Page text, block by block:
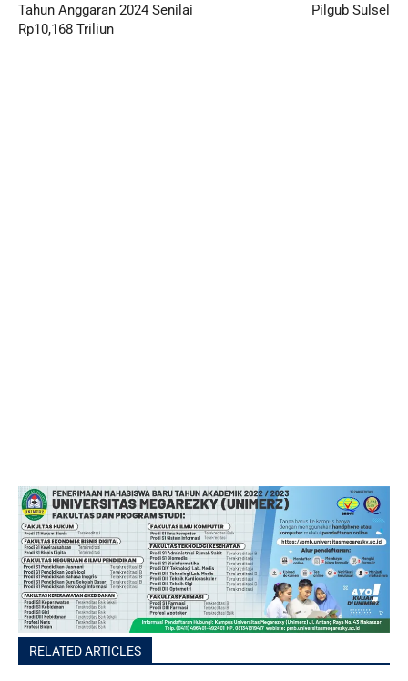
Tahun Anggaran 2024 Senilai
Rp10,168 Triliun
Pilgub Sulsel
RELATED ARTICLES